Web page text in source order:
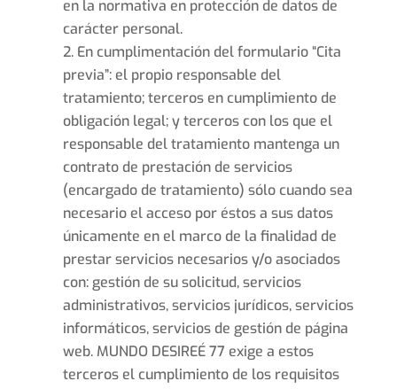
en la normativa en protección de datos de
carácter personal.
En cumplimentación del formulario “Cita
previa”: el propio responsable del
tratamiento; terceros en cumplimiento de
obligación legal; y terceros con los que el
responsable del tratamiento mantenga un
contrato de prestación de servicios
(encargado de tratamiento) sólo cuando sea
necesario el acceso por éstos a sus datos
únicamente en el marco de la finalidad de
prestar servicios necesarios y/o asociados
con: gestión de su solicitud, servicios
administrativos, servicios jurídicos, servicios
informáticos, servicios de gestión de página
web. MUNDO DESIREÉ 77 exige a estos
terceros el cumplimiento de los requisitos